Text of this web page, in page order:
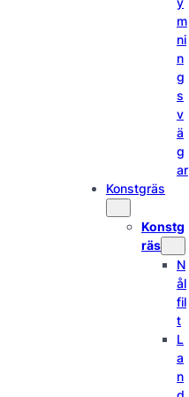
m
ni
n
g
s
v
ä
g
ar
Konstgräs
Konstg
räs
N
ål
fil
t
L
a
n